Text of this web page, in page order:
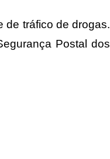
de tráfico de drogas.
Postal dos